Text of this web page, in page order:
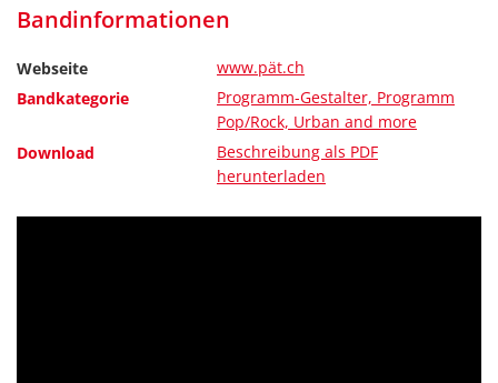
Bandinformationen
Webseite
www.pät.ch
Bandkategorie
Programm-Gestalter, Programm
Pop/Rock, Urban and more
Download
Beschreibung als PDF
herunterladen